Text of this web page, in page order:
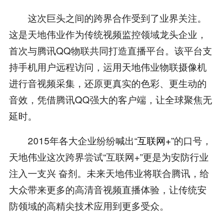
这次巨头之间的跨界合作受到了业界关注。
这是天地伟业作为传统视频监控领域龙头企业，
首次与腾讯QQ物联共同打造直播平台。该平台支
持手机用户远程访问，运用天地伟业物联摄像机
进行音视频采集，还原更真实的色彩、更生动的
音效，凭借腾讯QQ强大的客户端，让全球聚焦无
延时。
2015年各大企业纷纷喊出“互联网+”的口号，
天地伟业这次跨界尝试“互联网+”更是为安防行业
注入一支兴 奋剂。未来天地伟业将联合腾讯，给
大众带来更多的高清音视频直播体验，让传统安
防领域的高精尖技术应用到更多受众。